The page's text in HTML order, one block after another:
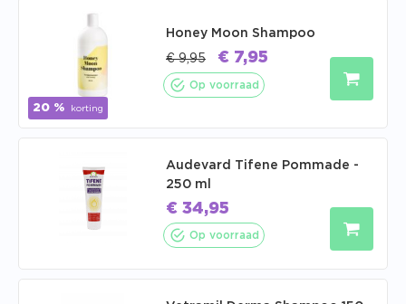
20 % korting
Honey Moon Shampoo
€9,95 € 7,95
Op voorraad
Audevard Tifene Pommade -
250 ml
€ 34,95
Op voorraad